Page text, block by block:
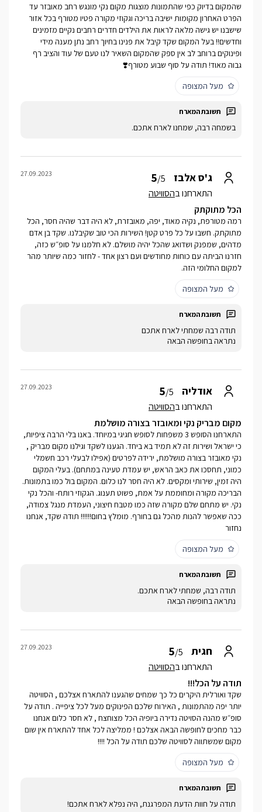
שהמקום בדיוק כפי שהתמונות מוצגות מקום נקי מונגש רחב מאובזר עד
הפרט האחרון מקומות ישיבה בריכה וגקוזי מקורה פטיו מטורף בכל אזור
שישבנו יש גישה מלאה לראות את הילדים חדרים רחבים נקיים מזמינים
וחדשים!! בעל המקום שקד קיבל את פנינו בחיוך רחב נתן מענה מידי
ופינוקים ברוחב לב אין ספק שהמקום השאיר לנו טעם של עוד והציב רף
גבוה מאוד! תודה על סוף שבוע מטורף❣️
מעל המצופה
בשמחה רבה, שמחנו לארח אתכם.
ג'ס אלבז 5/5
התארחנו בהסוויטה
27.09.2023
הכל מתוקתק
רמה מטורפת, נקיה מאוד, יפה, מאובזרת, לא היה דבר שהיה חסר, הכל
מתוקתק. חשבו על כל פרט קטן! השירות הכי טוב שקיבלנו. שקד בן אדם
מדהים, שמפנק ושדואג שהכל יהיה מושלם. לא חלמנו על סופ״ש כזה,
חזרנו הביתה עם כוחות מחודשים ועם רצון אחד - לחזור כמה שיותר מהר
למקום החלומי הזה.
מעל המצופה
תודה רבה שמחתי לארח אתכם
נתראה בחופשה הבאה
אודליה 5/5
התארחנו בהסוויטה
27.09.2023
מקום מבריק נקי ומאובזר בצורה מושלמת
התארחנו הסופש 3 משפחות לסופש חגיגי במיוחד. באנו בלי הרבה ציפיות,
כי ישראל ושירות זה לא תמיד בא ביחד. הגענו לשקד וגילנו מקום מבריק ,
נקי מאובזר בצורה מושלמת, ירידה לפרטים (אפילו לבעלי רכב חשמלי
כמוני, תחסכו את כאב הראש, יש עמדת טעינה במתחם). בעלי המקום
היה זמין, שירותי ומקסים. לא היה חסר לנו כלום. המקום בול כמו בתמונות.
הבריכה מקורה ומחוממת על אמת, פשוט תענוג. הגקוזי רותח- והכל נקי
נקי. יש מתחם שלם מקורה שזה כמו מטבח חיצוני, העמדת מנגל צמודה,
ככה שאפשר להנות מהכל גם בחורף. מומלץ בחום!!!!!! תודה שקד, אנחנו
נחזור
מעל המצופה
תודה רבה, שמחתי לארח אתכם.
נתראה בחופשה הבאה
חגית 5/5
התארחנו בהסוויטה
27.09.2023
תודה על הכל!!!
שקד ואורלית היקרים כל כך שמחים שהגענו להתארח אצלכם , הסוויטה
יותר יפה מהתמונות , האירוח שלכם הפינוקים מעל לכל ציפייה . תודה על
סופ״ש מהנה הסויטה נדירה ביופיה הכל מצוחצח , לא חסר כלום אנחנו
כבר מחכים לחופשה הבאה אצלכם ! ממליצה לכל אחד להתארח אין שום
מקום שמשתווה לסוויטה שלכם תודה על הכל !!!!
מעל המצופה
תודה על חוות הדעת המפרגנת, היה נפלא לארח אתכם!